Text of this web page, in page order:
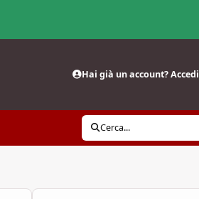
Hai già un account? Accedi
Cerca...